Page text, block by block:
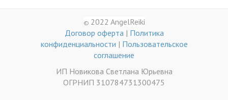
© 2022 AngelReiki
Договор оферта| Политика
конфиденциальности | Пользовательское
соглашение
ИП Новикова Светлана Юрьевна
ОГРНИП 310784731300475